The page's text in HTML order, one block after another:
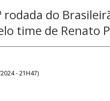
rodada do
time de Renato
- 21H47)